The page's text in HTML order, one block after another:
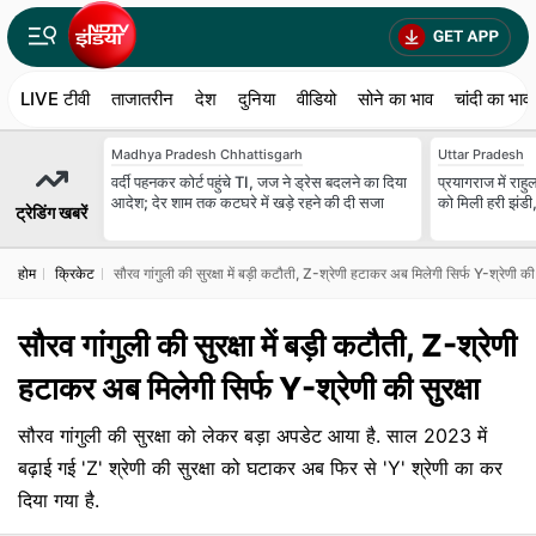
LIVE टीवी ताजातरीन देश दुनिया वीडियो सोने का भाव चांदी का भाव
ट्रेडिंग खबरें
Madhya Pradesh Chhattisgarh
वर्दी पहनकर कोर्ट पहुंचे TI, जज ने ड्रेस बदलने का दिया
आदेश; देर शाम तक कटघरे में खड़े रहने की दी सजा
Uttar Pradesh
प्रयागराज में
को मिली हरी
होम क्रिकेट सौरव गांगुली की सुरक्षा में बड़ी कटौती, Z-श्रेणी हटाकर अब मिलेगी सिर्फ Y-श्रेणी की
सौरव गांगुली की सुरक्षा में बड़ी कटौती, Z-श्रेणी
हटाकर अब मिलेगी सिर्फ Y-श्रेणी की सुरक्षा
सौरव गांगुली की सुरक्षा को लेकर बड़ा अपडेट आया है. साल 2023 में
बढ़ाई गई 'Z' श्रेणी की सुरक्षा को घटाकर अब फिर से 'Y' श्रेणी का कर
दिया गया है.